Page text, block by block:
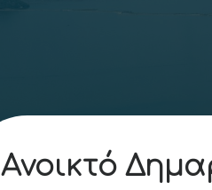
Ανοικτό